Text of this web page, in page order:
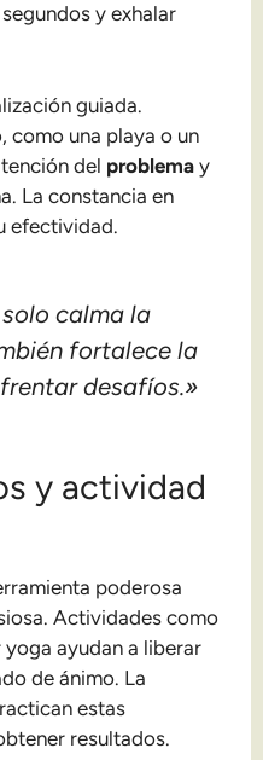
y exhalar
guiada.
como una playa o un
del problema y
La constancia en
efectividad.
calma la
fortalece la
desafíos.»
y actividad
poderosa
Actividades como
ayudan a liberar
de ánimo. La
estas
resultados.